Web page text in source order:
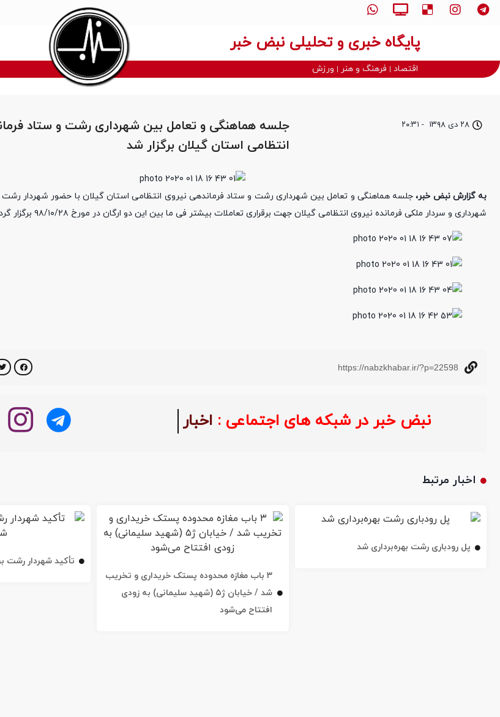
پایگاه خبری و تحلیلی نبض خبر
اقتصاد فرهنگ و هنر ورزش
۲۸ دی ۱۳۹۸ - ۲۰:۳۱
جلسه هماهنگی و تعامل بین شهرداری رشت و ستاد
انتظامی استان گیلان برگزار شد
به گزارش نبض خبر، جلسه هماهنگی و تعامل بین شهرداری رشت و ستاد فرماندهی نیروی انتظامی استان گیلان با حضور شهردار رشت
شهرداری و سردار ملکی فرمانده نیروی انتظامی گیلان جهت برقراری تعاملات بیشتر فی ما بین این دو ارگان در مورخ ۹۸/۱۰/۲۸ برگزار گردید.
https://nabzkhabar.ir/?p=22598
نبض خبر در شبکه های اجتماعی : شنیده ها
اخبار مرتبط
پل رودباری رشت بهره‌برداری شد
۳ باب مغازه محدوده پستک خریداری و تخریب
شد / خیابان ژ۵ (شهید سلیمانی) به زودی
افتتاح می‌شود
تأکید شهردار رشت